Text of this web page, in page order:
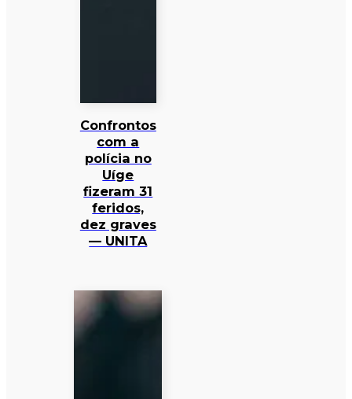
Confrontos
com a
polícia no
Uíge
fizeram 31
feridos,
dez graves
— UNITA